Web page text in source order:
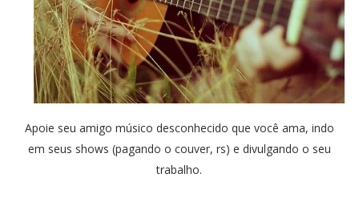
Apoie seu amigo músico desconhecido que você ama, indo
em seus shows (pagando o couver, rs) e divulgando o seu
trabalho.